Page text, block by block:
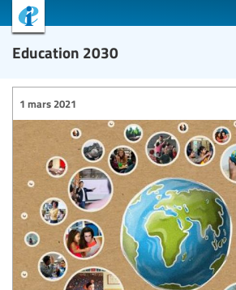
Education 2030
1 mars 2021